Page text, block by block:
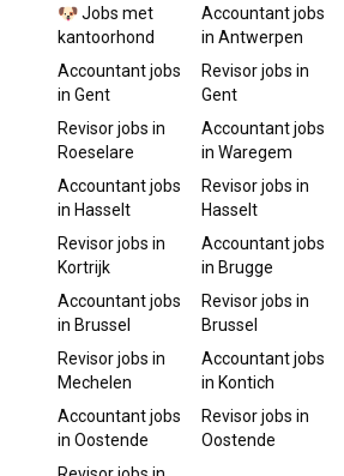
🐶 Jobs met
kantoorhond
Accountantjobs
in Antwerpen
Accountantjobs
in Gent
Revisorjobs in
Gent
Revisorjobs in
Roeselare
Accountantjobs
in Waregem
Accountantjobs
in Hasselt
Revisorjobs in
Hasselt
Revisorjobs in
Kortrijk
Accountantjobs
in Brugge
Accountantjobs
in Brussel
Revisorjobs in
Brussel
Revisorjobs in
Mechelen
Accountantjobs
in Kontich
Accountantjobs
in Oostende
Revisorjobs in
Oostende